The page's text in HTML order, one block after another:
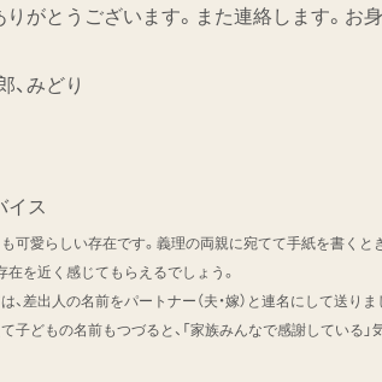
りがとうございます。また連絡します。お
、みどり
イス
可愛らしい存在です。義理の両親に宛てて手紙を書くと
在を近く感じてもらえるでしょう。
、差出人の名前をパートナー（夫・嫁）と連名にして送り
子どもの名前もつづると、「家族みんなで感謝している」